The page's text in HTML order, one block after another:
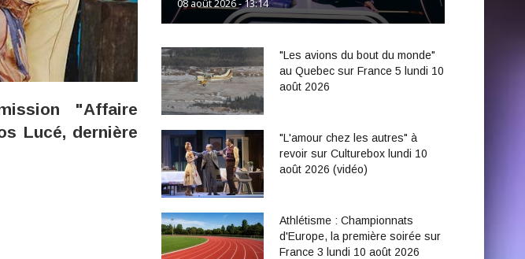
"Affaire
Lucé, dernière
08 août 2026 - 13:14
"Les avions du bout du monde"
au Quebec sur France 5 lundi 10
août 2026
"L'amour chez les autres" à
revoir sur Culturebox lundi 10
août 2026 (vidéo)
Athlétisme : Championnats
d'Europe, la première soirée sur
France 3 lundi 10 août 2026